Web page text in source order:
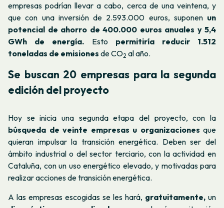
empresas podrían llevar a cabo, cerca de una veintena, y
que con una inversión de 2.593.000 euros, suponen un
potencial de ahorro de 400.000 euros anuales y 5,4
GWh de energía. Esto permitiría reducir 1.512
toneladas de emisiones de CO2 al año.
Se buscan 20 empresas para la segunda
edición del proyecto
Hoy se inicia una segunda etapa del proyecto, con la
búsqueda de veinte empresas u organizaciones que
quieran impulsar la transición energética. Deben ser del
ámbito industrial o del sector terciario, con la actividad en
Cataluña, con un uso energético elevado, y motivadas para
realizar acciones de transición energética.
A las empresas escogidas se les hará, gratuitamente, un